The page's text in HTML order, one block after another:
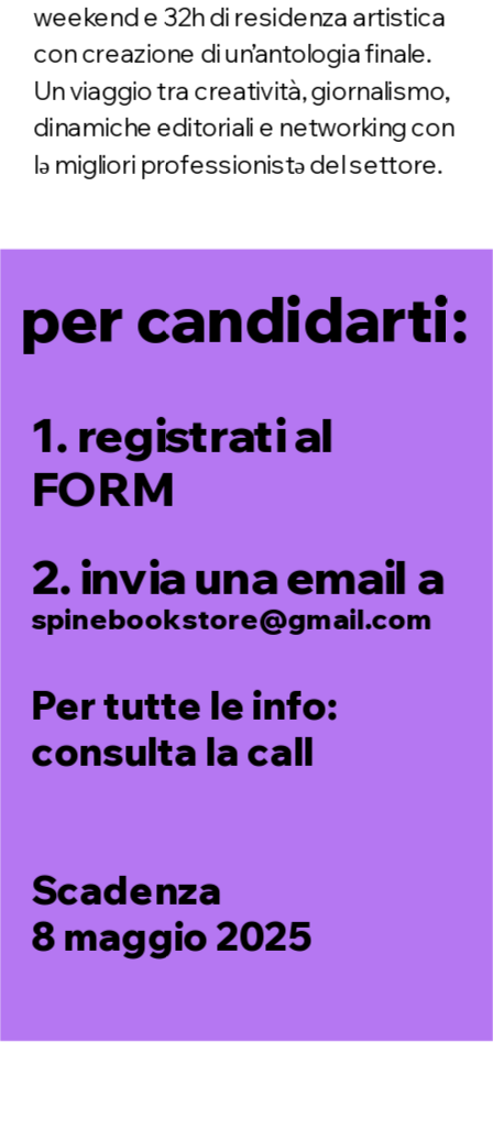
weekend e 32h di residenza artistica
con creazione di un’antologia finale.
Un viaggio tra creatività, giornalismo,
dinamiche editoriali e networking con
lə migliori professionistə del settore.
per candidarti:
1. registrati al
FORM
2. invia una email a
spinebookstore@gmail.com
Per tutte le info:
consulta la call
Scadenza
8 maggio 2025